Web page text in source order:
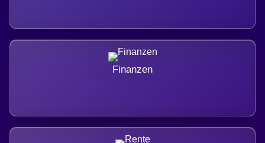
Finanzen